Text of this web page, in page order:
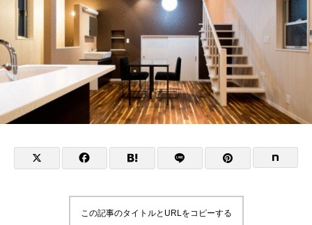
この記事のタイトルとURLをコピーする